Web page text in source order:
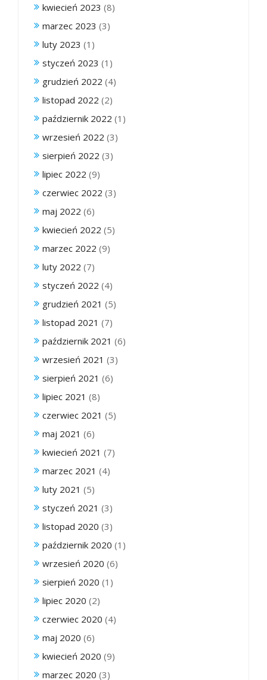
kwiecień 2023 (8)
marzec 2023 (3)
luty 2023 (1)
styczeń 2023 (1)
grudzień 2022 (4)
listopad 2022 (2)
październik 2022 (1)
wrzesień 2022 (3)
sierpień 2022 (3)
lipiec 2022 (9)
czerwiec 2022 (3)
maj 2022 (6)
kwiecień 2022 (5)
marzec 2022 (9)
luty 2022 (7)
styczeń 2022 (4)
grudzień 2021 (5)
listopad 2021 (7)
październik 2021 (6)
wrzesień 2021 (3)
sierpień 2021 (6)
lipiec 2021 (8)
czerwiec 2021 (5)
maj 2021 (6)
kwiecień 2021 (7)
marzec 2021 (4)
luty 2021 (5)
styczeń 2021 (3)
listopad 2020 (3)
październik 2020 (1)
wrzesień 2020 (6)
sierpień 2020 (1)
lipiec 2020 (2)
czerwiec 2020 (4)
maj 2020 (6)
kwiecień 2020 (9)
marzec 2020 (3)